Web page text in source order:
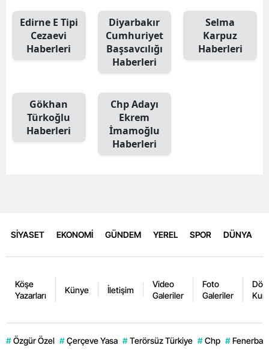
Edirne E Tipi
Cezaevi
Haberleri
Diyarbakır
Cumhuriyet
Başsavcılığı
Haberleri
Selma
Karpuz
Haberleri
Gökhan
Türkoğlu
Haberleri
Chp Adayı
Ekrem
İmamoğlu
Haberleri
SİYASET EKONOMİ GÜNDEM YEREL SPOR DÜNYA
Köşe
Yazarları
Künye İletişim
Video
Galeriler
Foto
Galeriler
# Özgür Özel # Çerçeve Yasa # Terörsüz Türkiye # Chp #